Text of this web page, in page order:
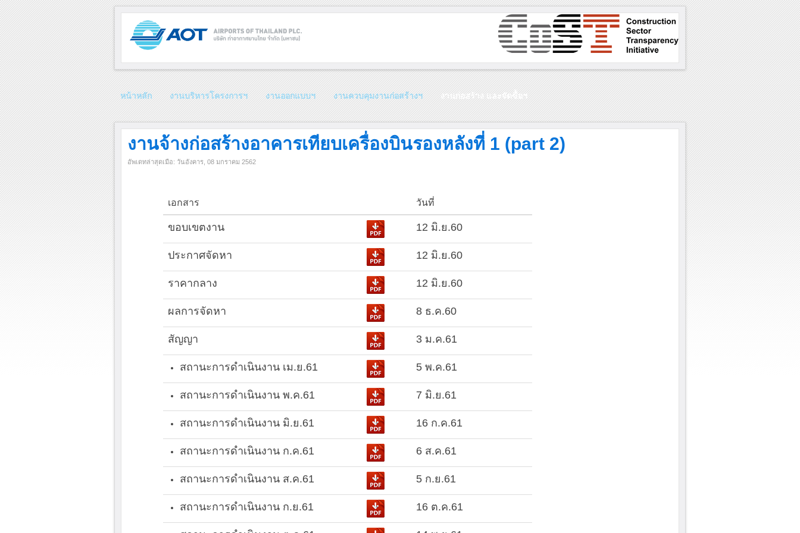
หน้าหลัก งานบริหารโครงการฯ งานออกแบบฯ งานควบคุมงานก่อสร้างฯ งานก่อสร้าง และจัดซื้อฯ
งานจ้างก่อสร้างอาคารเทียบเครื่องบินรองหลังที่ 1 (part 2)
อัพเดทล่าสุดเมือ: วันอังคาร, 08 มกราคม 2562
เอกสาร วันที่
ขอบเขตงาน 12 มิ.ย.60
ประกาศจัดหา 12 มิ.ย.60
ราคากลาง 12 มิ.ย.60
ผลการจัดหา 8 ธ.ค.60
สัญญา 3 ม.ค.61
สถานะการดำเนินงาน เม.ย.61 5 พ.ค.61
สถานะการดำเนินงาน พ.ค.61 7 มิ.ย.61
สถานะการดำเนินงาน มิ.ย.61 16 ก.ค.61
สถานะการดำเนินงาน ก.ค.61 6 ส.ค.61
สถานะการดำเนินงาน ส.ค.61 5 ก.ย.61
สถานะการดำเนินงาน ก.ย.61 16 ต.ค.61